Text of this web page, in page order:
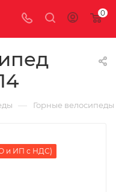
0
— Горные велосипеды
и ИП с НДС)